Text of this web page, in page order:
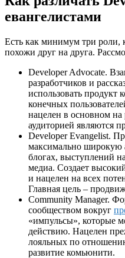
евангелистами
Есть как минимум три роли,
похожи друг на друга.
Developer Advocate.
разработчиков и
использовать
конечных
нацелен в основном на
аудиторией являются
Developer Evangelist.
максимально широкую
блогах, выступлений
медиа. Создает
и нацелен на всех
Главная цель –
Community Manager.
сообществом вокруг
«импульсы», которые
действию. Нацелен
лояльных по
развитие комьюнити.